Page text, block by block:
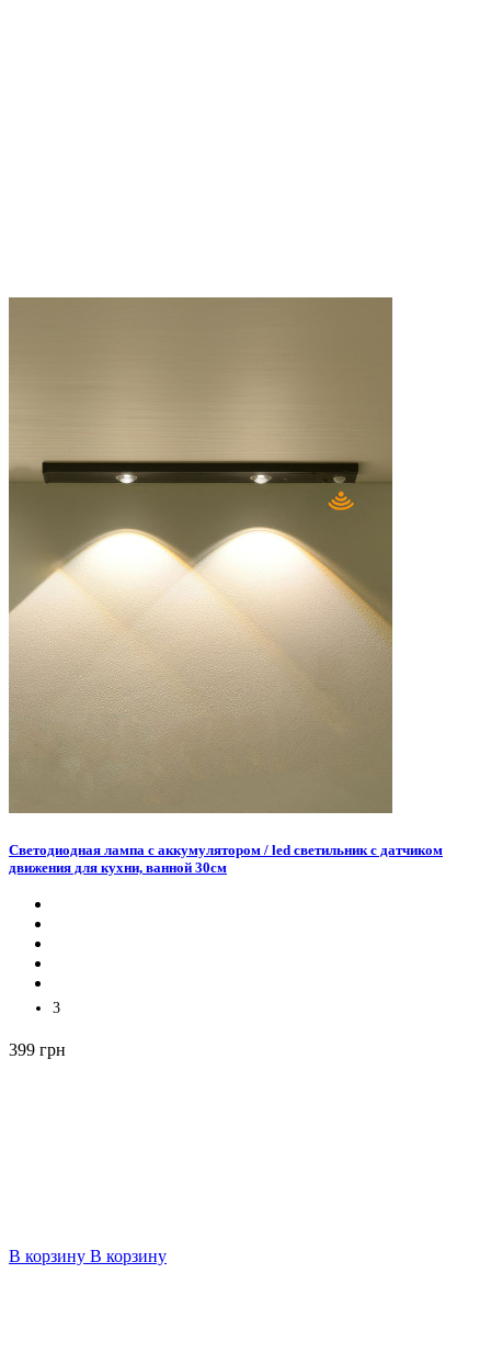
Светодиодная лампа с аккумулятором / led светильник с датчиком
движения для кухни, ванной 30см
3
399 грн
В корзину В корзину